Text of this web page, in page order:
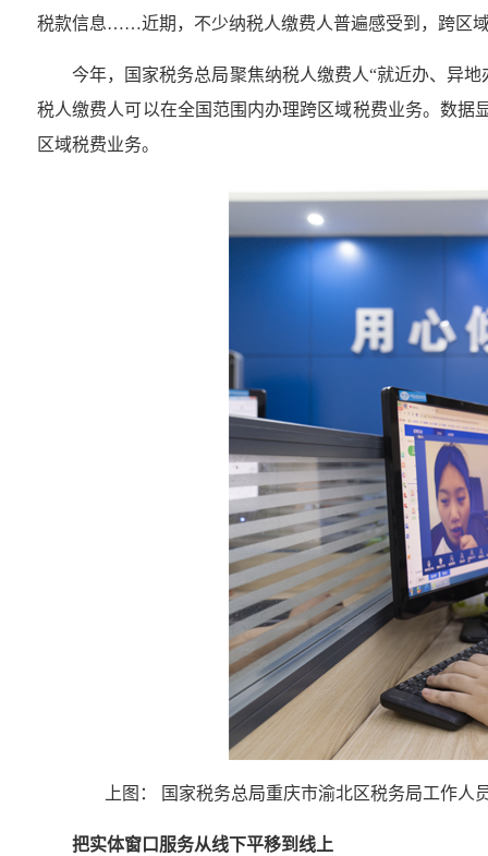
税款信息……近期，不少纳税人缴费人普遍感受到，跨区
今年，国家税务总局聚焦纳税人缴费人“就近办、异
税人缴费人可以在全国范围内办理跨区域税费业务。数据
区域税费业务。
上图： 国家税务总局重庆市渝北区税务局工作
把实体窗口服务从线下平移到线上